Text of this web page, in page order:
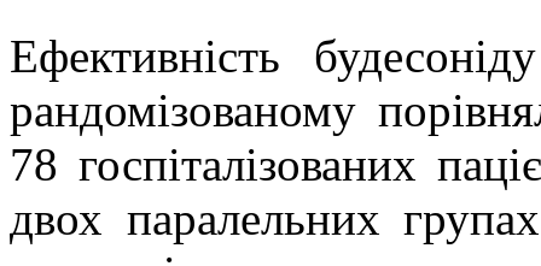
Ефективність
рандомізованому
78 госпіталізованих
двох паралельних